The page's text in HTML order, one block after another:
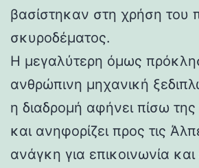
βασίστηκαν στη χρήση του
σκυροδέματος.
Η μεγαλύτερη όμως
ανθρώπινη μηχανική
η διαδρομή αφήνει πίσω της
και ανηφορίζει προς τις
ανάγκη για επικοινωνία